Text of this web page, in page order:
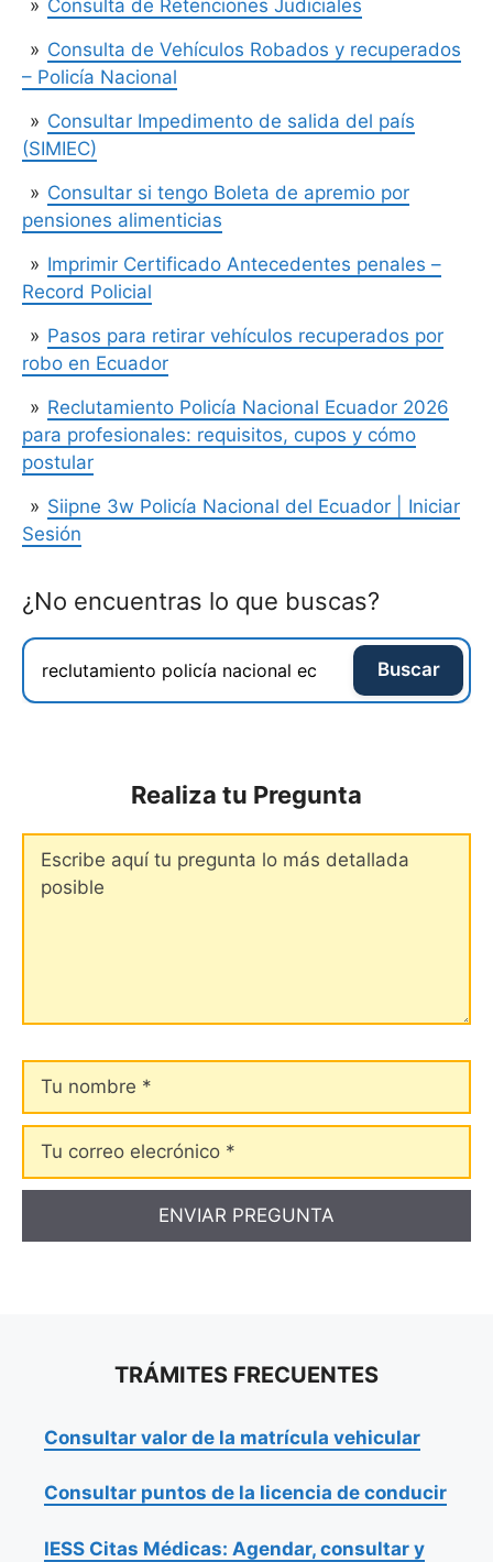
Consulta de Retenciones Judiciales
Consulta de Vehículos Robados y recuperados
– Policía Nacional
Consultar Impedimento de salida del país
(SIMIEC)
Consultar si tengo Boleta de apremio por
pensiones alimenticias
Imprimir Certificado Antecedentes penales –
Record Policial
Pasos para retirar vehículos recuperados por
robo en Ecuador
Reclutamiento Policía Nacional Ecuador 2026
para profesionales: requisitos, cupos y cómo
postular
Siipne 3w Policía Nacional del Ecuador | Iniciar
Sesión
¿No encuentras lo que buscas?
Buscar
Realiza tu Pregunta
nombre
Tu
correo
elecrónico
TRÁMITES FRECUENTES
Consultar valor de la matrícula vehicular
Consultar puntos de la licencia de conducir
IESS Citas Médicas: Agendar, consultar y